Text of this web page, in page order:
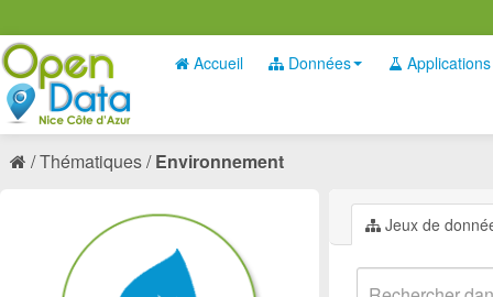
Accueil Données Applications
Thématiques Environnement
Jeux de